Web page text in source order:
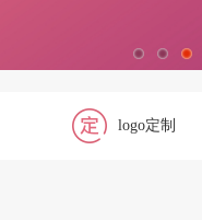
logo定制